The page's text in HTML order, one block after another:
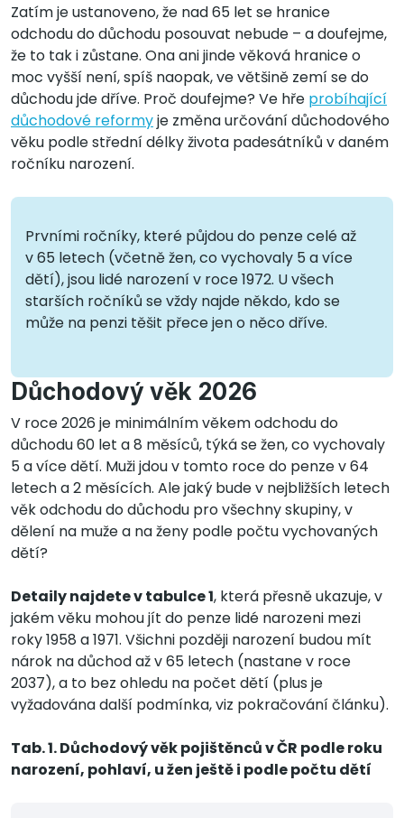
Zatím je ustanoveno, že nad 65 let se hranice
odchodu do důchodu posouvat nebude – a doufejme,
že to tak i zůstane. Ona ani jinde věková hranice o
moc vyšší není, spíš naopak, ve většině zemí se do
důchodu jde dříve. Proč doufejme? Ve hře probíhající
důchodové reformyje změna určování důchodového
věku podle střední délky života padesátníků v daném
ročníku narození.
Prvními ročníky, které půjdou do penze celé až
v 65 letech (včetně žen, co vychovaly 5 a více
dětí), jsou lidé narození v roce 1972. U všech
starších ročníků se vždy najde někdo, kdo se
může na penzi těšit přece jen o něco dříve.
Důchodový věk 2026
V roce 2026 je minimálním věkem odchodu do
důchodu 60 let a 8 měsíců, týká se žen, co vychovaly
5 a více dětí. Muži jdou v tomto roce do penze v 64
letech a 2 měsících. Ale jaký bude v nejbližších letech
věk odchodu do důchodu pro všechny skupiny, v
dělení na muže a na ženy podle počtu vychovaných
dětí?
Detaily najdete v tabulce 1, která přesně ukazuje, v
jakém věku mohou jít do penze lidé narozeni mezi
roky 1958 a 1971. Všichni později narození budou mít
nárok na důchod až v 65 letech (nastane v roce
2037), a to bez ohledu na počet dětí (plus je
vyžadována další podmínka, viz pokračování článku).
Tab. 1. Důchodový věk pojištěnců v ČR podle roku
narození, pohlaví, u žen ještě i podle počtu dětí